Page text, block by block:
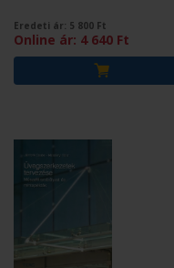
Eredeti ár: 5 800 Ft
Online ár: 4 640 Ft